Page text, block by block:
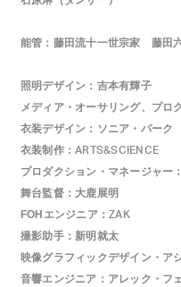
能管：藤田流十一世宗家 藤田
照明デザイン：吉本有輝子
メディア・オーサリング、プロ
衣装デザイン：ソニア・パーク
衣装制作：ARTS&SCIENCE
プロダクション・マネージャー
舞台監督：大鹿展明
FOHエンジニア：ZAK
撮影助手：新明就太
映像グラフィックデザイン・ア
音響エンジニア：アレック・フ